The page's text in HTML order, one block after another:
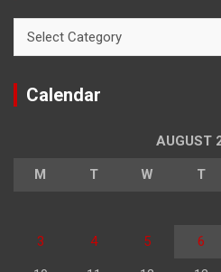
Calendar
AUGUST
M T W T
3 4 5 6